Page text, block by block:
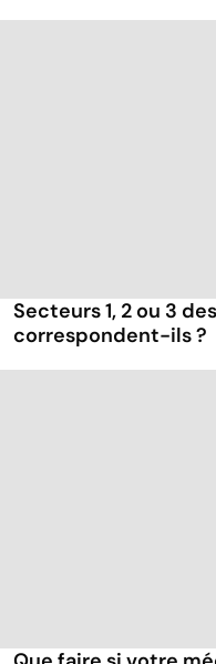
Secteurs 1, 2 ou 3
correspondent-ils ?